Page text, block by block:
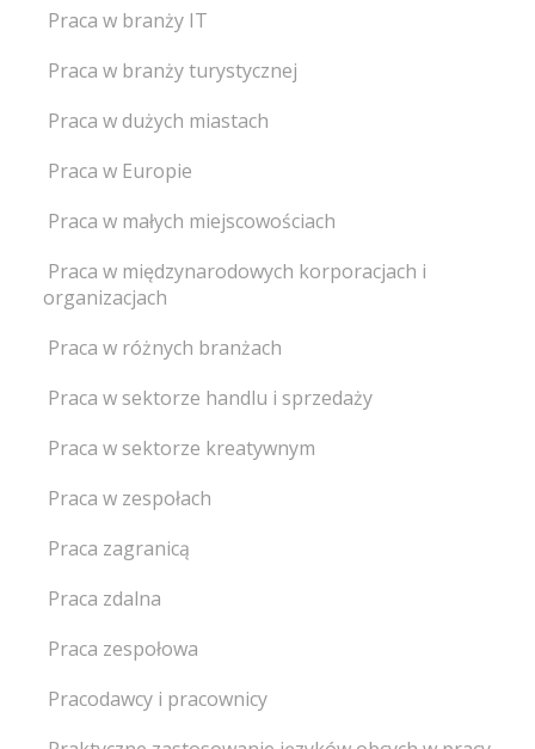
Praca w branży IT
Praca w branży turystycznej
Praca w dużych miastach
Praca w Europie
Praca w małych miejscowościach
Praca w międzynarodowych korporacjach i
organizacjach
Praca w różnych branżach
Praca w sektorze handlu i sprzedaży
Praca w sektorze kreatywnym
Praca w zespołach
Praca zagranicą
Praca zdalna
Praca zespołowa
Pracodawcy i pracownicy